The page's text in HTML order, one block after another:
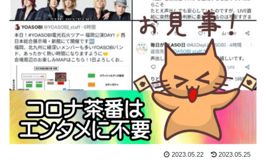
2023.05.22 2023.05.25